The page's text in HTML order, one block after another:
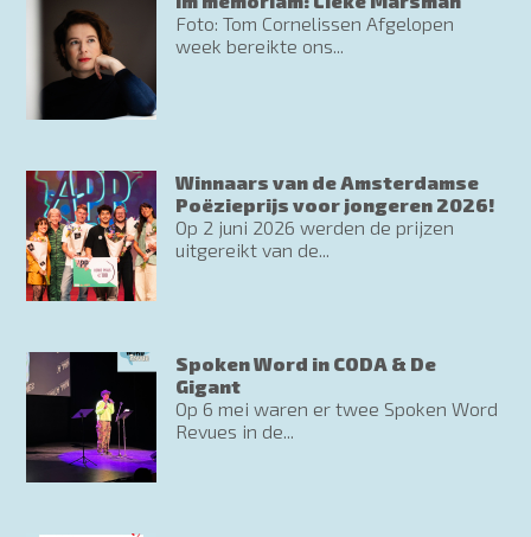
Foto: Tom Cornelissen Afgelopen
week bereikte ons...
Winnaars van de Amsterdamse
Poëzieprijs voor jongeren 2026!
Op 2 juni 2026 werden de prijzen
uitgereikt van de...
Spoken Word in CODA & De
Gigant
Op 6 mei waren er twee Spoken Word
Revues in de...